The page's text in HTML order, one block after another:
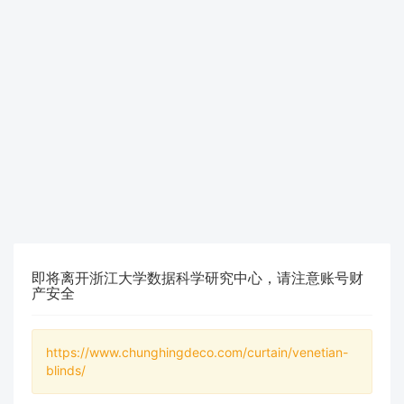
即将离开浙江大学数据科学研究中心，请注意账号财
产安全
https://www.chunghingdeco.com/curtain/venetian-
blinds/